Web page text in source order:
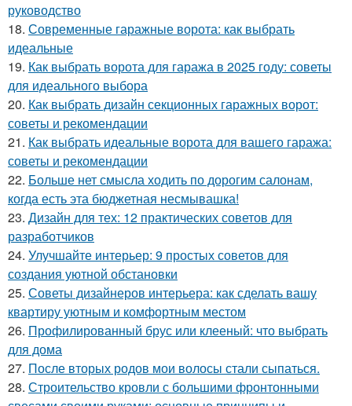
руководство
18. Современные гаражные ворота: как выбрать
идеальные
19. Как выбрать ворота для гаража в 2025 году: советы
для идеального выбора
20. Как выбрать дизайн секционных гаражных ворот:
советы и рекомендации
21. Как выбрать идеальные ворота для вашего гаража:
советы и рекомендации
22. Больше нет смысла ходить по дорогим салонам,
когда есть эта бюджетная несмывашка!
23. Дизайн для тех: 12 практических советов для
разработчиков
24. Улучшайте интерьер: 9 простых советов для
создания уютной обстановки
25. Советы дизайнеров интерьера: как сделать вашу
квартиру уютным и комфортным местом
26. Профилированный брус или клееный: что выбрать
для дома
27. После вторых родов мои волосы стали сыпаться.
28. Строительство кровли с большими фронтонными